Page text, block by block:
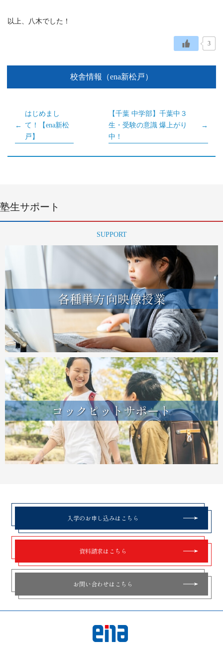
以上、八木でした！
3
校舎情報（ena新松戸）
はじめまし
て！【ena新松
戸】
【千葉 中学部】千葉中３
生・受験の意識 爆上がり
中！
塾生サポート
SUPPORT
各種単方向映像授業
コックピットサポート
入学のお申し込みはこちら
資料請求はこちら
お問い合わせはこちら